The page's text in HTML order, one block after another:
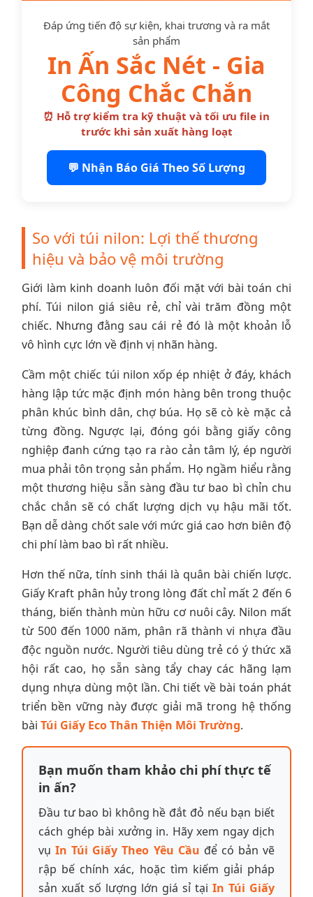
Đáp ứng tiến độ sự kiện, khai trương và ra mắt
sản phẩm
In Ấn Sắc Nét - Gia
Công Chắc Chắn
⏰ Hỗ trợ kiểm tra kỹ thuật và tối ưu file in
trước khi sản xuất hàng loạt
💬 Nhận Báo Giá Theo Số Lượng
So với túi nilon: Lợi thế thương
hiệu và bảo vệ môi trường
Giới làm kinh doanh luôn đối mặt với bài toán chi
phí. Túi nilon giá siêu rẻ, chỉ vài trăm đồng một
chiếc. Nhưng đằng sau cái rẻ đó là một khoản lỗ
vô hình cực lớn về định vị nhãn hàng.
Cầm một chiếc túi nilon xốp ép nhiệt ở đáy, khách
hàng lập tức mặc định món hàng bên trong thuộc
phân khúc bình dân, chợ búa. Họ sẽ cò kè mặc cả
từng đồng. Ngược lại, đóng gói bằng giấy công
nghiệp đanh cứng tạo ra rào cản tâm lý, ép người
mua phải tôn trọng sản phẩm. Họ ngầm hiểu rằng
một thương hiệu sẵn sàng đầu tư bao bì chỉn chu
chắc chắn sẽ có chất lượng dịch vụ hậu mãi tốt.
Bạn dễ dàng chốt sale với mức giá cao hơn biên độ
chi phí làm bao bì rất nhiều.
Hơn thế nữa, tính sinh thái là quân bài chiến lược.
Giấy Kraft phân hủy trong lòng đất chỉ mất 2 đến 6
tháng, biến thành mùn hữu cơ nuôi cây. Nilon mất
từ 500 đến 1000 năm, phân rã thành vi nhựa đầu
độc nguồn nước. Người tiêu dùng trẻ có ý thức xã
hội rất cao, họ sẵn sàng tẩy chay các hãng lạm
dụng nhựa dùng một lần. Chi tiết về bài toán phát
triển bền vững này được giải mã trong hệ thống
bài Túi Giấy Eco Thân Thiện Môi Trường.
Bạn muốn tham khảo chi phí thực tế
in ấn?
Đầu tư bao bì không hề đắt đỏ nếu bạn biết
cách ghép bài xưởng in. Hãy xem ngay dịch
vụIn Túi Giấy Theo Yêu Cầu để có bản vẽ
rập bế chính xác, hoặc tìm kiếm giải pháp
sản xuất số lượng lớn giá sỉ tại In Túi Giấy